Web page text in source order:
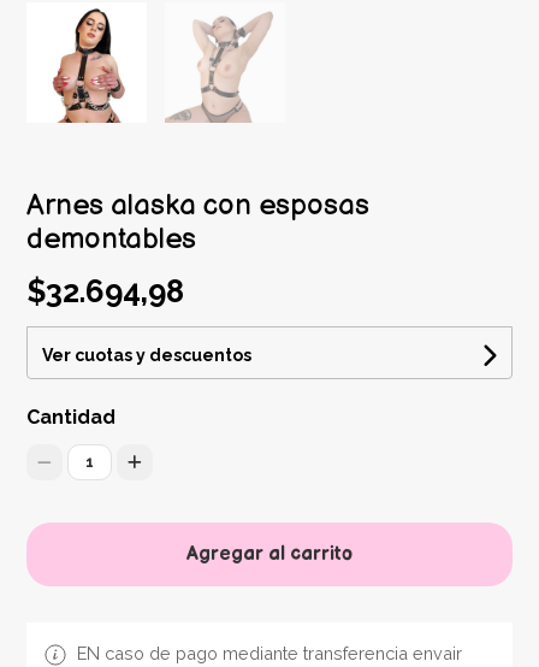
Arnes alaska con esposas
demontables
$32.694,98
Ver cuotas y descuentos
Cantidad
1
Agregar al carrito
EN caso de pago mediante transferencia envair